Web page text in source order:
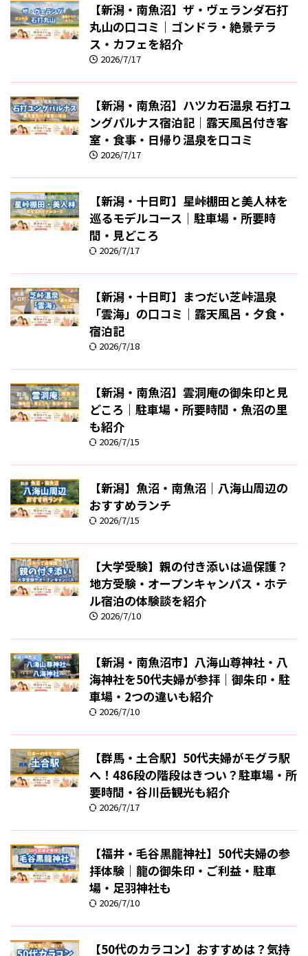
【新潟・南魚沼】ザ・ヴェランダ石打
丸山の口コミ｜ゴンドラ・絶景テラ
ス・カフェを紹介
2026/7/17
【新潟・南魚沼】ハツカ石温泉 石打ユ
ングパルナス宿泊記｜露天風呂付き客
室・食事・日帰り温泉を口コミ
2026/7/17
【新潟・十日町】星峠棚田と美人林を
巡るモデルコース｜駐車場・所要時
間・見どころ
2026/7/17
【新潟・十日町】まつだい芝峠温泉
「雲海」の口コミ｜露天風呂・夕食・
宿泊記
2026/7/18
【新潟・南魚沼】雲洞庵の御朱印と見
どころ｜駐車場・所要時間・魚沼の里
も紹介
2026/7/15
【新潟】魚沼・南魚沼｜八海山周辺の
おすすめランチ
2026/7/15
【大学受験】親の付き添いは過保護？
地方受験・オープンキャンパス・ホテ
ル宿泊の体験談を紹介
2026/7/10
【新潟・南魚沼市】八海山尊神社・八
海神社を50代夫婦が参拝｜御朱印・駐
車場・2つの違いも紹介
2026/7/10
【群馬・土合駅】50代夫婦がモグラ駅
へ！486段の階段はきつい？駐車場・所
要時間・谷川岳観光も紹介
2026/7/17
【福井・毛谷黒龍神社】50代夫婦の参
拝体験｜龍の御朱印・ご利益・駐車
場・足羽神社も
2026/7/10
【50代のカラコン】おすすめは？気持